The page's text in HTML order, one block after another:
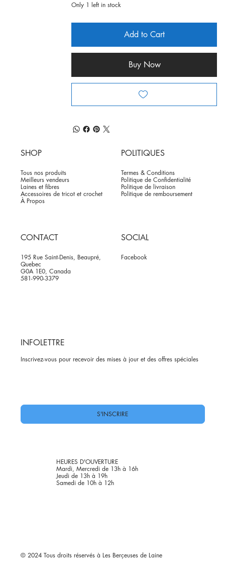
Only 1 left in stock
Add to Cart
Buy Now
SHOP
Tous nos produits
Meilleurs vendeurs
Laines et fibres
Accessoires de tricot et crochet
À Propos
POLITIQUES
Termes & Conditions
Politique de Confidentialité
Politique de livraison
Politique de remboursement
CONTACT
195 Rue Saint-Denis, Beaupré,
Quebec
G0A 1E0, Canada
581-990-3379
SOCIAL
Facebook
INFOLETTRE
Inscrivez-vous pour recevoir des mises à jour et des offres spéciales
S'INSCRIRE
HEURES D'OUVERTURE
Mardi, Mercredi de 13h à 16h
Jeudi de 13h à 19h
Samedi de 10h à 12h
© 2024 Tous droits réservés à Les Berçeuses de Laine